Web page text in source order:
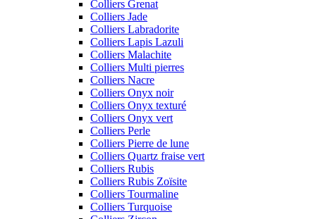
Colliers Grenat
Colliers Jade
Colliers Labradorite
Colliers Lapis Lazuli
Colliers Malachite
Colliers Multi pierres
Colliers Nacre
Colliers Onyx noir
Colliers Onyx texturé
Colliers Onyx vert
Colliers Perle
Colliers Pierre de lune
Colliers Quartz fraise vert
Colliers Rubis
Colliers Rubis Zoïsite
Colliers Tourmaline
Colliers Turquoise